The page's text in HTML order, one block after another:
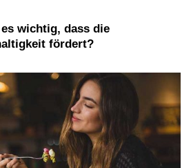
wichtig, dass die
fördert?